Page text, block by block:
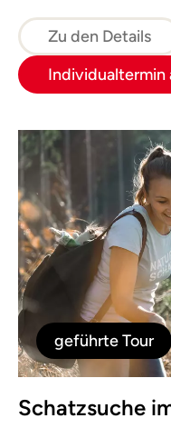
Zu den Details
Individualtermin
geführte Tour
Schatzsuche